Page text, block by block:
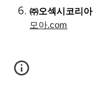
㈜오섹시코리
모아.com